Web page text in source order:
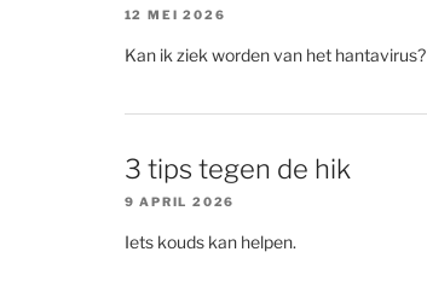
12 MEI 2026
Kan ik ziek worden van het hantavirus?
3 tips tegen de hik
9 APRIL 2026
Iets kouds kan helpen.